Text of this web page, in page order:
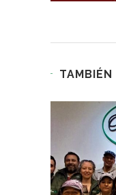
TAMBIÉN